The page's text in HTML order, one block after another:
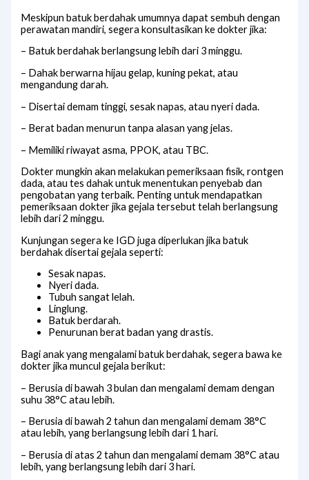
Meskipun batuk berdahak umumnya dapat sembuh dengan
perawatan mandiri, segera konsultasikan ke dokter jika:
– Batuk berdahak berlangsung lebih dari 3 minggu.
– Dahak berwarna hijau gelap, kuning pekat, atau
mengandung darah.
– Disertai demam tinggi, sesak napas, atau nyeri dada.
– Berat badan menurun tanpa alasan yang jelas.
– Memiliki riwayat asma, PPOK, atau TBC.
Dokter mungkin akan melakukan pemeriksaan fisik, rontgen
dada, atau tes dahak untuk menentukan penyebab dan
pengobatan yang terbaik. Penting untuk mendapatkan
pemeriksaan dokter jika gejala tersebut telah berlangsung
lebih dari 2 minggu.
Kunjungan segera ke IGD juga diperlukan jika batuk
berdahak disertai gejala seperti:
Sesak napas.
Nyeri dada.
Tubuh sangat lelah.
Linglung.
Batuk berdarah.
Penurunan berat badan yang drastis.
Bagi anak yang mengalami batuk berdahak, segera bawa ke
dokter jika muncul gejala berikut:
– Berusia di bawah 3 bulan dan mengalami demam dengan
suhu 38°C atau lebih.
– Berusia di bawah 2 tahun dan mengalami demam 38°C
atau lebih, yang berlangsung lebih dari 1 hari.
– Berusia di atas 2 tahun dan mengalami demam 38°C atau
lebih, yang berlangsung lebih dari 3 hari.